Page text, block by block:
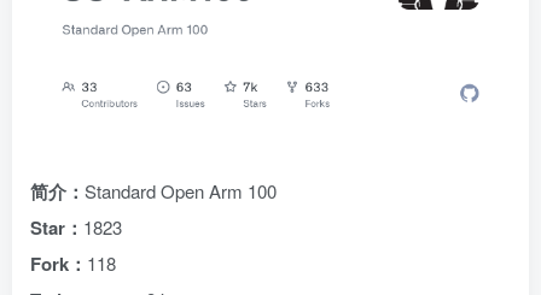
简介： Standard Open Arm 100
Star： 1823
Fork： 118